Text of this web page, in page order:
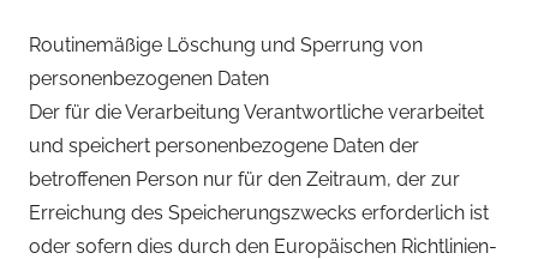
Routinemäßige Löschung und Sperrung von
personenbezogenen Daten
Der für die Verarbeitung Verantwortliche verarbeitet
und speichert personenbezogene Daten der
betroffenen Person nur für den Zeitraum, der zur
Erreichung des Speicherungszwecks erforderlich ist
oder sofern dies durch den Europäischen Richtlinien-